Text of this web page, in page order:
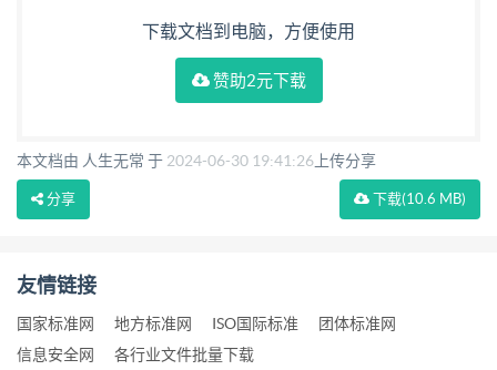
下载文档到电脑，方便使用
赞助2元下载
本文档由 人生无常 于 2024-06-30 19:41:26 上传分享
下载(10.6 MB)
分享
友情链接
国家标准网 地方标准网 ISO国际标准
团体标准网
信息安全网
各行业文件批量下载